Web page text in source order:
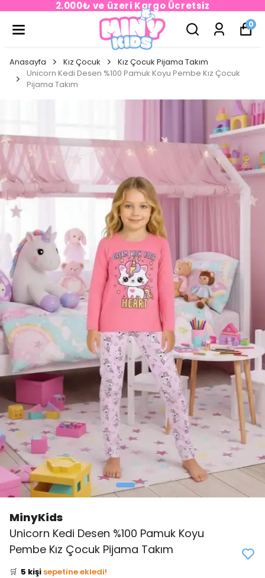
2.000₺ ve üzeri Kargo Ücretsiz
0
Anasayfa Kız Çocuk
Kız Çocuk Pijama Takım
Unicorn Kedi Desen %100 Pamuk Koyu Pembe Kız Çocuk
Pijama Takım
MinyKids
Unicorn Kedi Desen %100 Pamuk Koyu
Pembe Kız Çocuk Pijama Takım
👀 Şu an 2 kişi
inceliyor!
6 kişi
favoriledi!
🛒 5 kişi sepetine ekledi!